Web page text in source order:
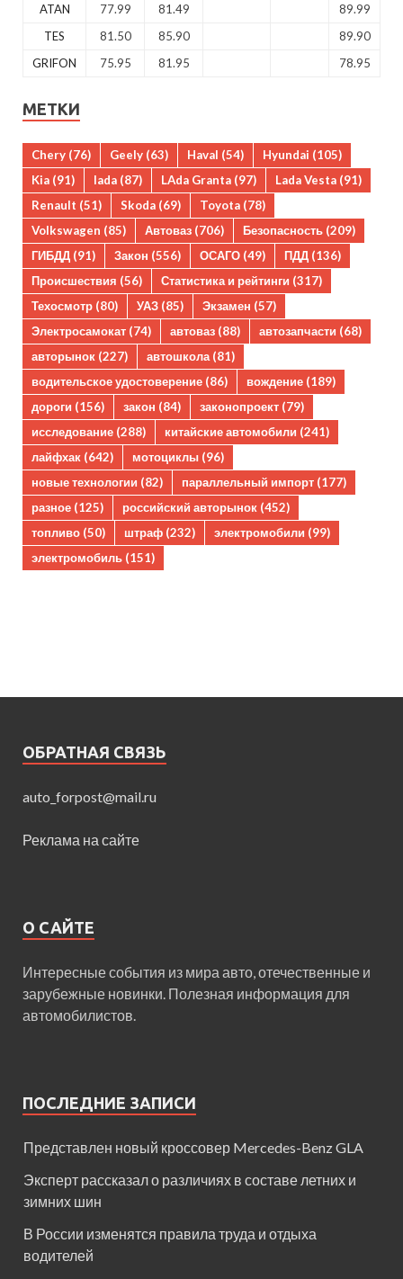
ATAN 77.99 81.49
89.99
TES
81.50 85.90
89.90
GRIFON
75.95 81.95 78.95
МЕТКИ
Chery (76) Geely (63) Haval (54) Hyundai (105)
Kia (91) lada (87) LAda Granta (97) Lada Vesta (91)
Renault (51) Skoda (69) Toyota (78)
Volkswagen (85) Автоваз (706) Безопасность (209)
ГИБДД (91) Закон (556) ОСАГО (49) ПДД (136)
Происшествия (56) Статистика и рейтинги (317)
Техосмотр (80) УАЗ (85) Экзамен (57)
Электросамокат (74) автоваз (88) автозапчасти (68)
авторынок (227) автошкола (81)
водительское удостоверение (86) вождение (189)
дороги (156) закон (84) законопроект (79)
исследование (288) китайские автомобили (241)
лайфхак (642) мотоциклы (96)
новые технологии (82) параллельный импорт (177)
разное (125) российский авторынок (452)
топливо (50) штраф (232) электромобили (99)
электромобиль (151)
ОБРАТНАЯ СВЯЗЬ
auto_forpost@mail.ru
Реклама на сайте
О САЙТЕ
Интересные события из мира авто, отечественные и
зарубежные новинки. Полезная информация для
автомобилистов.
ПОСЛЕДНИЕ ЗАПИСИ
Представлен новый кроссовер Mercedes-Benz GLA
Эксперт рассказал о различиях в составе летних и
зимних шин
В России изменятся правила труда и отдыха
водителей